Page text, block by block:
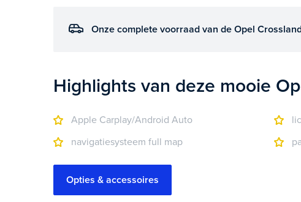
Onze complete voorraad van de Opel
Highlights van deze mooie
Apple Carplay/Android Auto
navigatiesysteem full map
Opties & accessoires